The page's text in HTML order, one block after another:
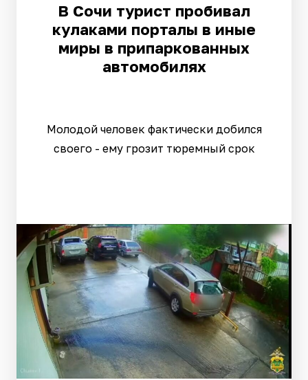
В Сочи турист пробивал
кулаками порталы в иные
миры в припаркованных
автомобилях
Молодой человек фактически добился
своего - ему грозит тюремный срок